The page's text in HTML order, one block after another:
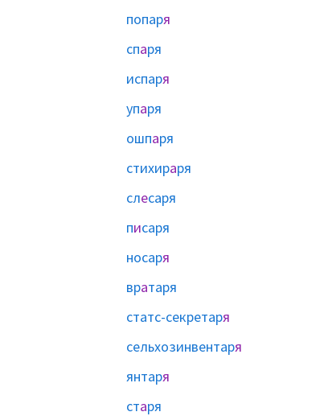
попаря
спаря
испаря
упаря
ошпаря
стихираря
слесаря
писаря
носаря
вратаря
статс-секретаря
сельхозинвентаря
янтаря
старя